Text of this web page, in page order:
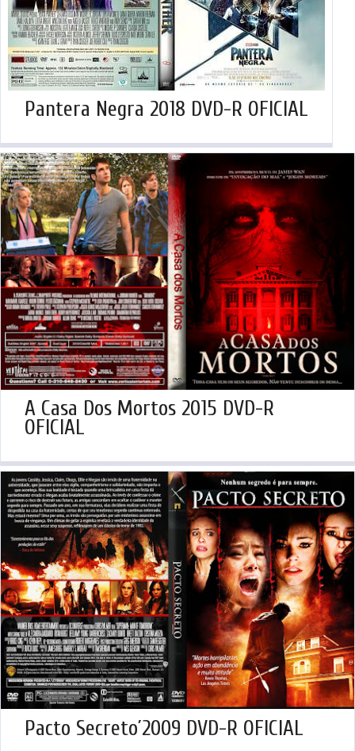
Pantera Negra 2018 DVD-R OFICIAL
A Casa Dos Mortos 2015 DVD-R
OFICIAL
Pacto Secreto´2009 DVD-R OFICIAL